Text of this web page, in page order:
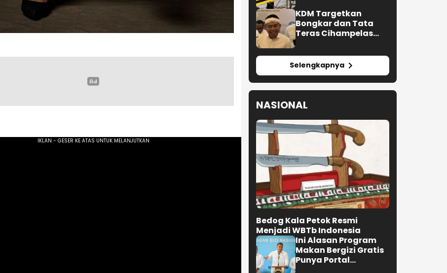
Bandung Disegel
KDM Targetkan
Bongkar dan Tata
Teras Cihampelas
Selengkapnya
NASIONAL
Bedog Kala Petok Resmi
Menjadi WBTb Indonesia
Ini Alasan Program
Makan Bergizi Gratis
Punya Portal